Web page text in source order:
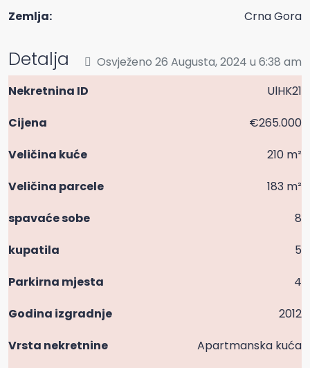
Zemlja:
Crna Gora
Detalja
Osvježeno 26 Augusta, 2024 u 6:38 am
Nekretnina ID
UlHK21
Cijena
€265.000
Veličina kuće
210 m²
Veličina parcele
183 m²
spavaće sobe
8
kupatila
5
Parkirna mjesta
4
Godina izgradnje
2012
Vrsta nekretnine
Apartmanska kuća